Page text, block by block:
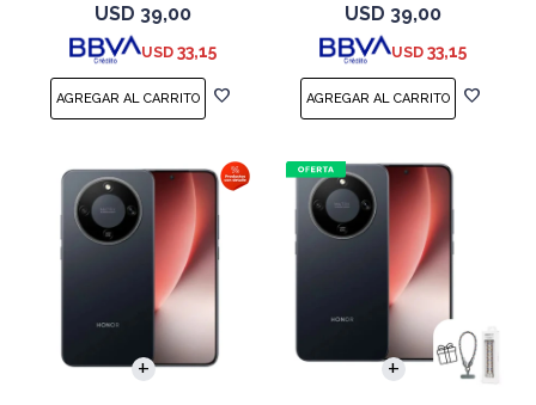
USD 39,00
USD 33,15
USD 39,00
USD 33,15
COMPARAR